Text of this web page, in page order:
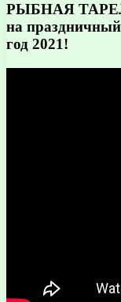
РЫБНАЯ
на
год 2021!